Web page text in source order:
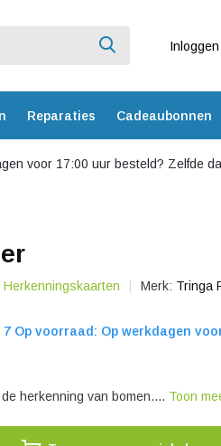
Inloggen
Reparaties Cadeaubonnen
voor 17:00 uur besteld? Zelfde
Herkenningskaarten Merk: Tringa
7 Op voorraad: Op werkdagen
herkenning van bomen.... Toon